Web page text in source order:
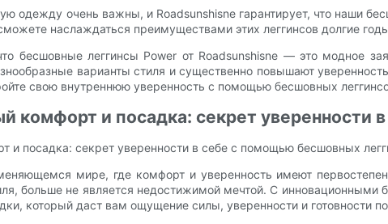
одежду очень важны, и Roadsunshisne гарантирует, что наши
наслаждаться преимуществами этих леггинсов долгие
бесшовные леггинсы Power от Roadsunshisne — это модное
варианты стиля и существенно повышают
свою внутреннюю уверенность с помощью бесшовных
комфорт и посадка: секрет уверенности
и посадка: секрет уверенности в себе с помощью бесшовных
мире, где комфорт и уверенность имеют
больше не является недостижимой мечтой. С
который даст вам ощущение силы, уверенности и готовности